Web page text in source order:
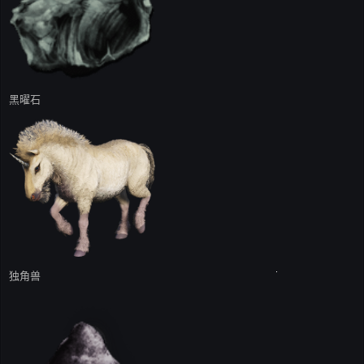
黑曜石
独角兽